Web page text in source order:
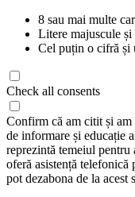
8 sau mai multe
Litere majuscule
Cel puțin o cifră și
Check all consents
Confirm că am citit și am
de informare și
reprezintă temeiul pentru
oferă asistență telefonică
pot dezabona de la acest